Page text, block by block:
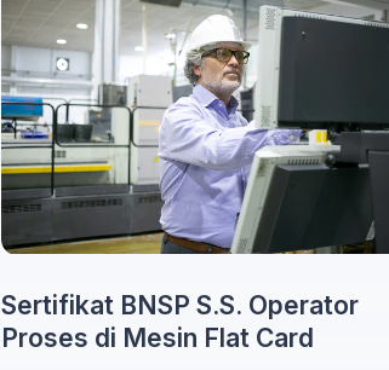
Sertifikat BNSP S.S. Operator
Proses di Mesin Flat Card